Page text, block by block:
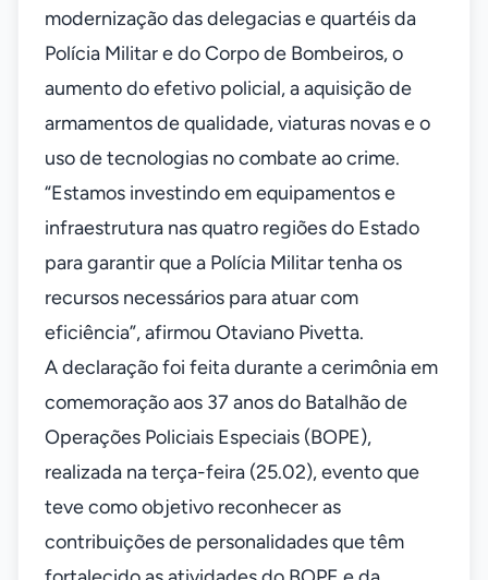
modernização das delegacias e quartéis da
Polícia Militar e do Corpo de Bombeiros, o
aumento do efetivo policial, a aquisição de
armamentos de qualidade, viaturas novas e o
uso de tecnologias no combate ao crime.
“Estamos investindo em equipamentos e
infraestrutura nas quatro regiões do Estado
para garantir que a Polícia Militar tenha os
recursos necessários para atuar com
eficiência”, afirmou Otaviano Pivetta.
A declaração foi feita durante a cerimônia em
comemoração aos 37 anos do Batalhão de
Operações Policiais Especiais (BOPE),
realizada na terça-feira (25.02), evento que
teve como objetivo reconhecer as
contribuições de personalidades que têm